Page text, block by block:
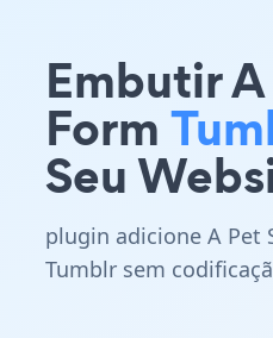
Embutir
Form
Seu
plugin adicione A Pet
Tumblr sem